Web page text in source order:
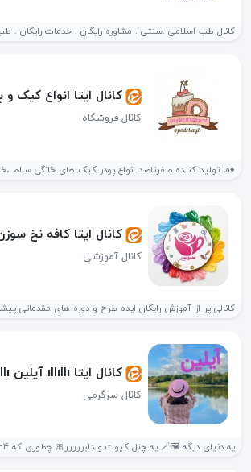
کانال طب اسلامی .سنتی . مشاوره رایگان . خدمات رایگان .
کانال ایتا انواع کیک
کانال فروشگاه
♦️ما تولید کننده صفرتاصد انواع پودر کیک های خانگی سالم
کانال ایتا کافه نخ
کانال آموزشی
کانالی پر از آموزش رایگان ایده طرح و دوره های مقدماتی
کانال ایتا ıllıllı آیلین ıllıllı
کانال سرگرمی
یه دنیای دیگه 🖼🪄 یه چنل کیوت و دلبررررر🎀 چطوری که ۲۴...